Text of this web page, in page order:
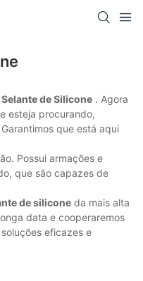
de Silicone . Agora
esteja procurando,
que está aqui
Possui armações e
que são capazes de
de silicone da mais alta
data e cooperaremos
eficazes e